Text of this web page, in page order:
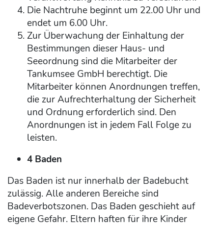
Die Nachtruhe beginnt um 22.00 Uhr und
endet um 6.00 Uhr.
Zur Überwachung der Einhaltung der
Bestimmungen dieser Haus- und
Seeordnung sind die Mitarbeiter der
Tankumsee GmbH berechtigt. Die
Mitarbeiter können Anordnungen treffen,
die zur Aufrechterhaltung der Sicherheit
und Ordnung erforderlich sind. Den
Anordnungen ist in jedem Fall Folge zu
leisten.
4 Baden
Das Baden ist nur innerhalb der Badebucht
zulässig. Alle anderen Bereiche sind
Badeverbotszonen. Das Baden geschieht auf
eigene Gefahr. Eltern haften für ihre Kinder